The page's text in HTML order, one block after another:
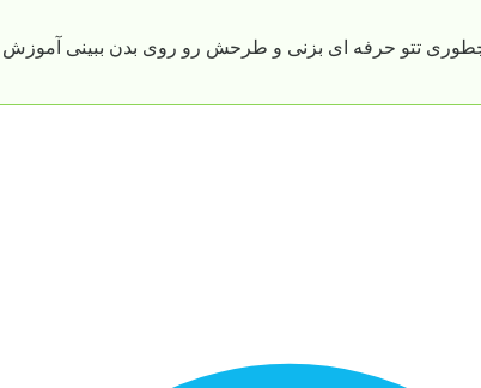
تتو حرفه ای بزنی و طرحش رو روی بدن ببینی آموزش